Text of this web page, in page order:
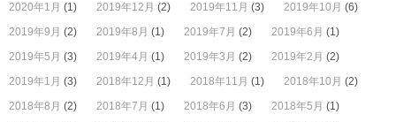
2020年1月 (1) 2019年12月 (2) 2019年11月 (3) 2019年10月 (6)
2019年9月 (2) 2019年8月 (1) 2019年7月 (2) 2019年6月 (1)
2019年5月 (3) 2019年4月 (1) 2019年3月 (2) 2019年2月 (2)
2019年1月 (3) 2018年12月 (1) 2018年11月 (1) 2018年10月 (2)
2018年8月 (2) 2018年7月 (1) 2018年6月 (3) 2018年5月 (1)